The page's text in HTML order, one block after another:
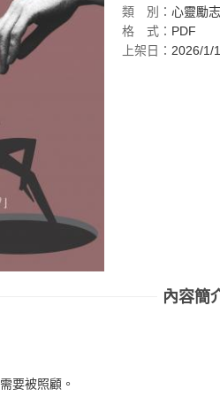
類
別： 心靈勵志
格
式： PDF
上架日： 2026/1/
內容簡
要被照顧。